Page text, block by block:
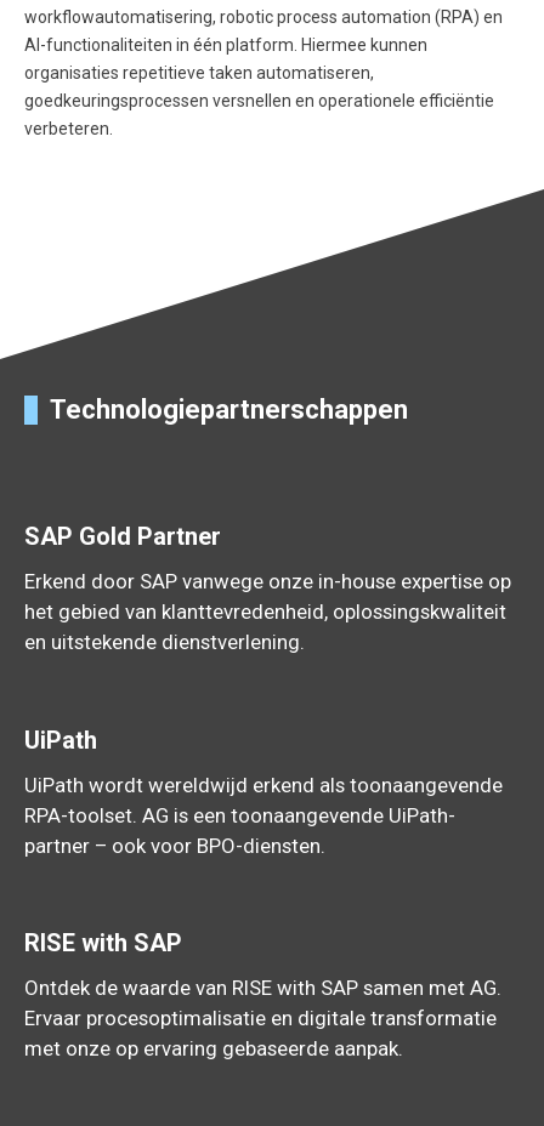
workflowautomatisering, robotic process automation (RPA) en
AI-functionaliteiten in één platform. Hiermee kunnen
organisaties repetitieve taken automatiseren,
goedkeuringsprocessen versnellen en operationele efficiëntie
verbeteren.
Technologiepartnerschappen
SAP Gold Partner
Erkend door SAP vanwege onze in-house expertise op
het gebied van klanttevredenheid, oplossingskwaliteit
en uitstekende dienstverlening.
UiPath
UiPath wordt wereldwijd erkend als toonaangevende
RPA-toolset. AG is een toonaangevende UiPath-
partner – ook voor BPO-diensten.
RISE with SAP
Ontdek de waarde van RISE with SAP samen met AG.
Ervaar procesoptimalisatie en digitale transformatie
met onze op ervaring gebaseerde aanpak.